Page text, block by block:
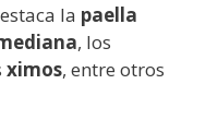
la paella
, los
ximos, entre otros